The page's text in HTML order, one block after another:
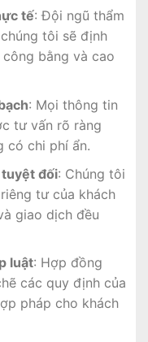
tế: Đội ngũ thẩm
tôi sẽ định
bằng và cao
: Mọi thông tin
tư vấn rõ ràng
có chi phí ẩn.
đối: Chúng tôi
tư của khách
giao dịch đều
luật: Hợp đồng
các quy định của
pháp cho khách